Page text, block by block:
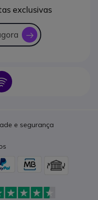
exclusivas
icon
Icon
e segurança